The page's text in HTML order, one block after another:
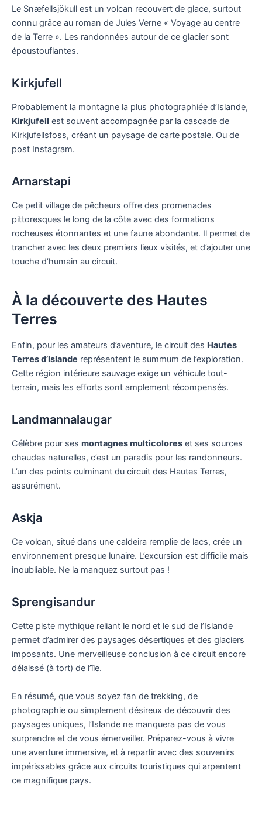
Le Snæfellsjökull est un volcan recouvert de glace, surtout
connu grâce au roman de Jules Verne « Voyage au centre
de la Terre ». Les randonnées autour de ce glacier sont
époustouflantes.
Kirkjufell
Probablement la montagne la plus photographiée d’Islande,
Kirkjufell est souvent accompagnée par la cascade de
Kirkjufellsfoss, créant un paysage de carte postale. Ou de
post Instagram.
Arnarstapi
Ce petit village de pêcheurs offre des promenades
pittoresques le long de la côte avec des formations
rocheuses étonnantes et une faune abondante. Il permet de
trancher avec les deux premiers lieux visités, et d’ajouter une
touche d’humain au circuit.
À la découverte des Hautes
Terres
Enfin, pour les amateurs d’aventure, le circuit des Hautes
Terres d’Islande représentent le summum de l’exploration.
Cette région intérieure sauvage exige un véhicule tout-
terrain, mais les efforts sont amplement récompensés.
Landmannalaugar
Célèbre pour ses montagnes multicolores et ses sources
chaudes naturelles, c’est un paradis pour les randonneurs.
L’un des points culminant du circuit des Hautes Terres,
assurément.
Askja
Ce volcan, situé dans une caldeira remplie de lacs, crée un
environnement presque lunaire. L’excursion est difficile mais
inoubliable. Ne la manquez surtout pas !
Sprengisandur
Cette piste mythique reliant le nord et le sud de l’Islande
permet d’admirer des paysages désertiques et des glaciers
imposants. Une merveilleuse conclusion à ce circuit encore
délaissé (à tort) de l’île.
En résumé, que vous soyez fan de trekking, de
photographie ou simplement désireux de découvrir des
paysages uniques, l’Islande ne manquera pas de vous
surprendre et de vous émerveiller. Préparez-vous à vivre
une aventure immersive, et à repartir avec des souvenirs
impérissables grâce aux circuits touristiques qui arpentent
ce magnifique pays.